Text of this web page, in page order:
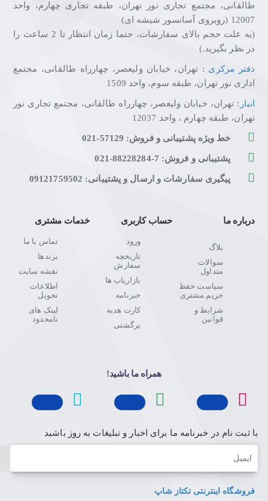
طالقانی، مجتمع تجاری نور تهران، طبقه تجاری چهارم، واحد
12007 (روبروی آسانسور شیشه ای)
(به علت حجم بالای سفارشات، حتما زمان انتظار تا 2 ساعت را
در نظر بگیرید.)
دفتر مرکزی : تهران، خیابان ولیعصر، چهارراه طالقانی، مجتمع
اداری نور تهران، طبقه سوم، واحد 1509
انبار : تهران، خیابان ولیعصر، چهارراه طالقانی، مجتمع تجاری نور
تهران، طبقه چهارم ، واحد 12037
خط ویژه پشتیبانی و فروش: 57129-021
پشتیبانی و فروش: 7-88228284-021
پیگیری سفارشات و ارسال و پشتیبانی: 09121759502
درباره ما
بلاگ
سوالات
متداول
سیاست حفظ
حریم مشتری
شرایط و
قوانین
حساب کاربری
ورود
تاریخچه
سفارش
بازاریاب ها
خبرنامه
کارت هدیه
برگشتی
خدمات مشتری
تماس با ما
برندها
نقشه سایت
اطلاعات
تحویل
لینک های
نامحدود
همراه ما باشید!
با ثبت نام در خبرنامه ما برای اخبار و تبلیغات به روز باشید
ایمیل
فروشگاه اینترنتی تکتاز شاپ